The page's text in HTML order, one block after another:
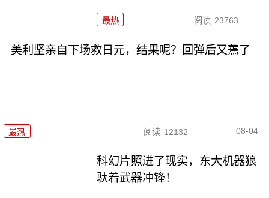
最热 阅读 23763
美利坚亲自下场救日元，结果呢？回弹后又蔫了
最热 阅读 12132 08-04
科幻片照进了现实，东大机器狼
驮着武器冲锋！